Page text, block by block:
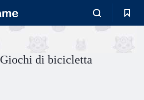
Giochi di bicicletta